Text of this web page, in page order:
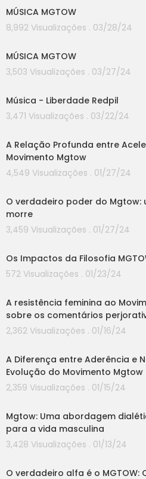
MÚSICA MGTOW
8,992 Visualizações . 03/28/24
MÚSICA MGTOW
3,503 Visualizações . 03/27/24
Música - Liberdade Redpil
3,471 Visualizações . 03/22/24
A Relação Profunda entre
Movimento Mgtow
4,549 Visualizações . 01/27/24
O verdadeiro poder do Mgtow:
morre
3,459 Visualizações . 01/27/24
Os Impactos da Filosofia
572 Visualizações . 01/23/24
A resistência feminina ao
sobre os comentários
2,362 Visualizações . 01/16/24
A Diferença entre Aderência e
Evolução do Movimento Mgtow
2,359 Visualizações . 01/15/24
Mgtow: Uma abordagem
para a vida masculina
3,428 Visualizações . 01/13/24
O verdadeiro alfa é o MGTOW: